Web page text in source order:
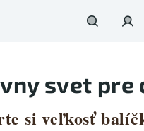
svet pre
si veľkosť